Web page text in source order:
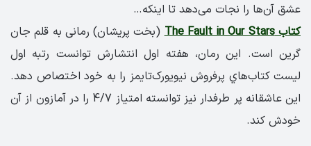
عشق آن‌ها را نجات می‌دهد تا اینکه…
کتاب The Fault in Our Stars
(بخت پریشان) رمانی به قلم جان
گرین است. این رمان، هفته اول انتشارش توانست رتبه اول
ليست کتاب‌هاي پرفروش نيويورک‌تايمز را به خود اختصاص دهد.
این عاشقانه پر طرفدار نیز توانسته امتیاز 4/7 را در آمازون از آن
خودش کند.